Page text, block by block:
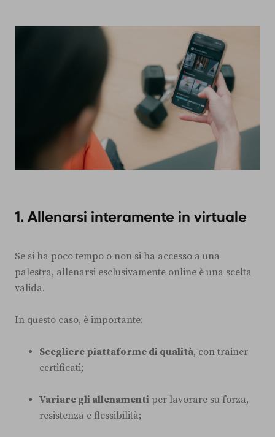
1. Allenarsi interamente in virtuale
Se si ha poco tempo o non si ha accesso a una
palestra, allenarsi esclusivamente online è una scelta
valida.
In questo caso, è importante:
Scegliere piattaforme di qualità, con trainer
certificati;
Variare gli allenamenti per lavorare su forza,
resistenza e flessibilità;